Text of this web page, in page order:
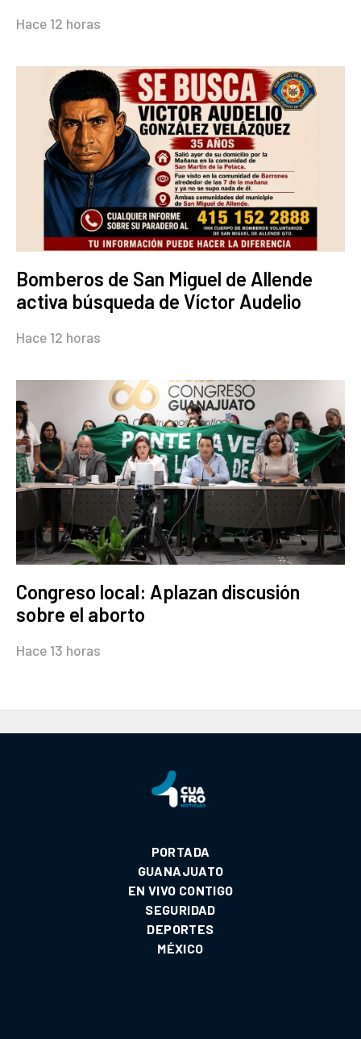
Hace 12 horas
Bomberos de San Miguel de Allende
activa búsqueda de Víctor Audelio
Hace 12 horas
Congreso local: Aplazan discusión
sobre el aborto
Hace 13 horas
PORTADA
GUANAJUATO
EN VIVO CONTIGO
SEGURIDAD
DEPORTES
MÉXICO